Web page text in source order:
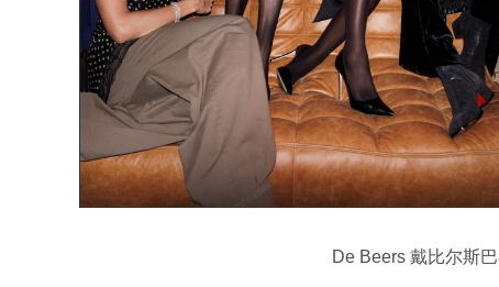
De Beers 戴比尔斯